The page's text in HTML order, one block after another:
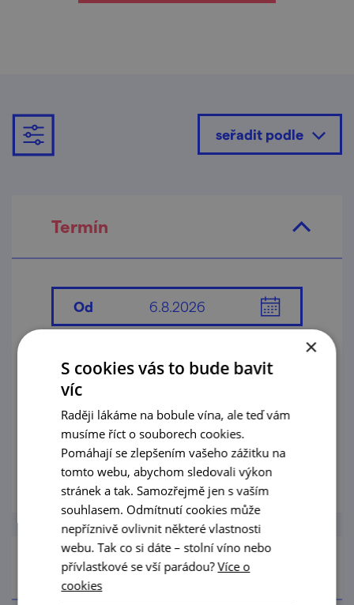
seřadit podle
Termín
Od
Dnes Zítra
Tento týden
Region
×
S cookies vás to bude bavit
víc
Raději lákáme na bobule vína, ale teď vám
musíme říct o souborech cookies.
Pomáhají se zlepšením vašeho zážitku na
tomto webu, abychom sledovali výkon
stránek a tak. Samozřejmě jen s vaším
souhlasem. Odmítnutí cookies může
nepříznivě ovlivnit některé vlastnosti
webu. Tak co si dáte – stolní víno nebo
přívlastkové se vší parádou?Více o
cookies